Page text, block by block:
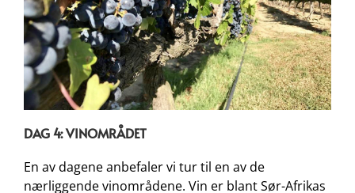
DAG 4: VINOMRÅDET
En av dagene anbefaler vi tur til en av de
nærliggende vinområdene. Vin er blant Sør-Afrikas